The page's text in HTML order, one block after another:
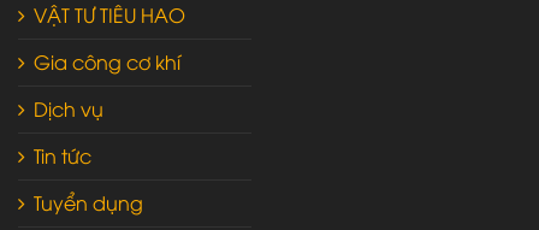
VẬT TƯ TIÊU HAO
Gia công cơ khí
Dịch vụ
Tin tức
Tuyển dụng